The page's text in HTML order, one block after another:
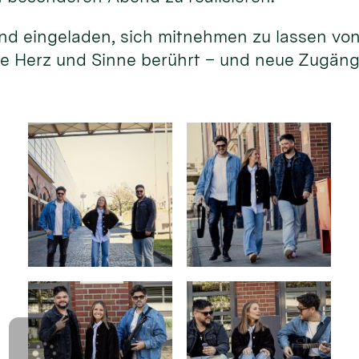
eingeladen, sich mitnehmen zu lassen
Herz und Sinne berührt – und neue